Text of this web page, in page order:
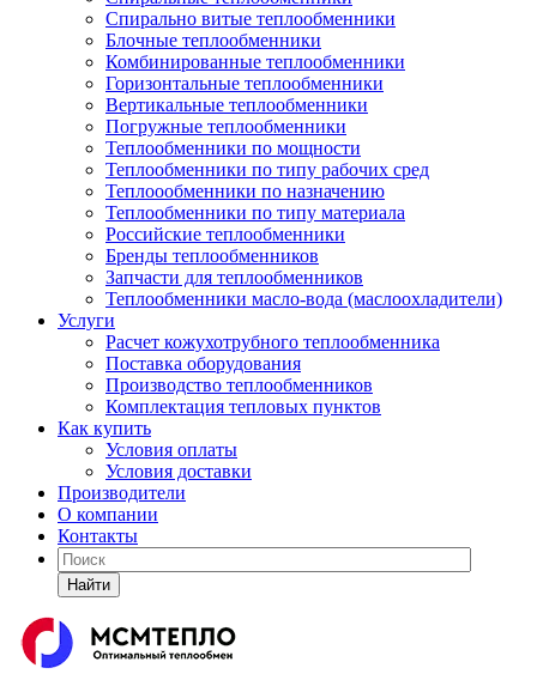
Спирально витые теплообменники
Блочные теплообменники
Комбинированные теплообменники
Горизонтальные теплообменники
Вертикальные теплообменники
Погружные теплообменники
Теплообменники по мощности
Теплообменники по типу рабочих сред
Теплоообменники по назначению
Теплообменники по типу материала
Российские теплообменники
Бренды теплообменников
Запчасти для теплообменников
Теплообменники масло-вода (маслоохладители)
Услуги
Расчет кожухотрубного теплообменника
Поставка оборудования
Производство теплообменников
Комплектация тепловых пунктов
Как купить
Условия оплаты
Условия доставки
Производители
О компании
Контакты
Найти